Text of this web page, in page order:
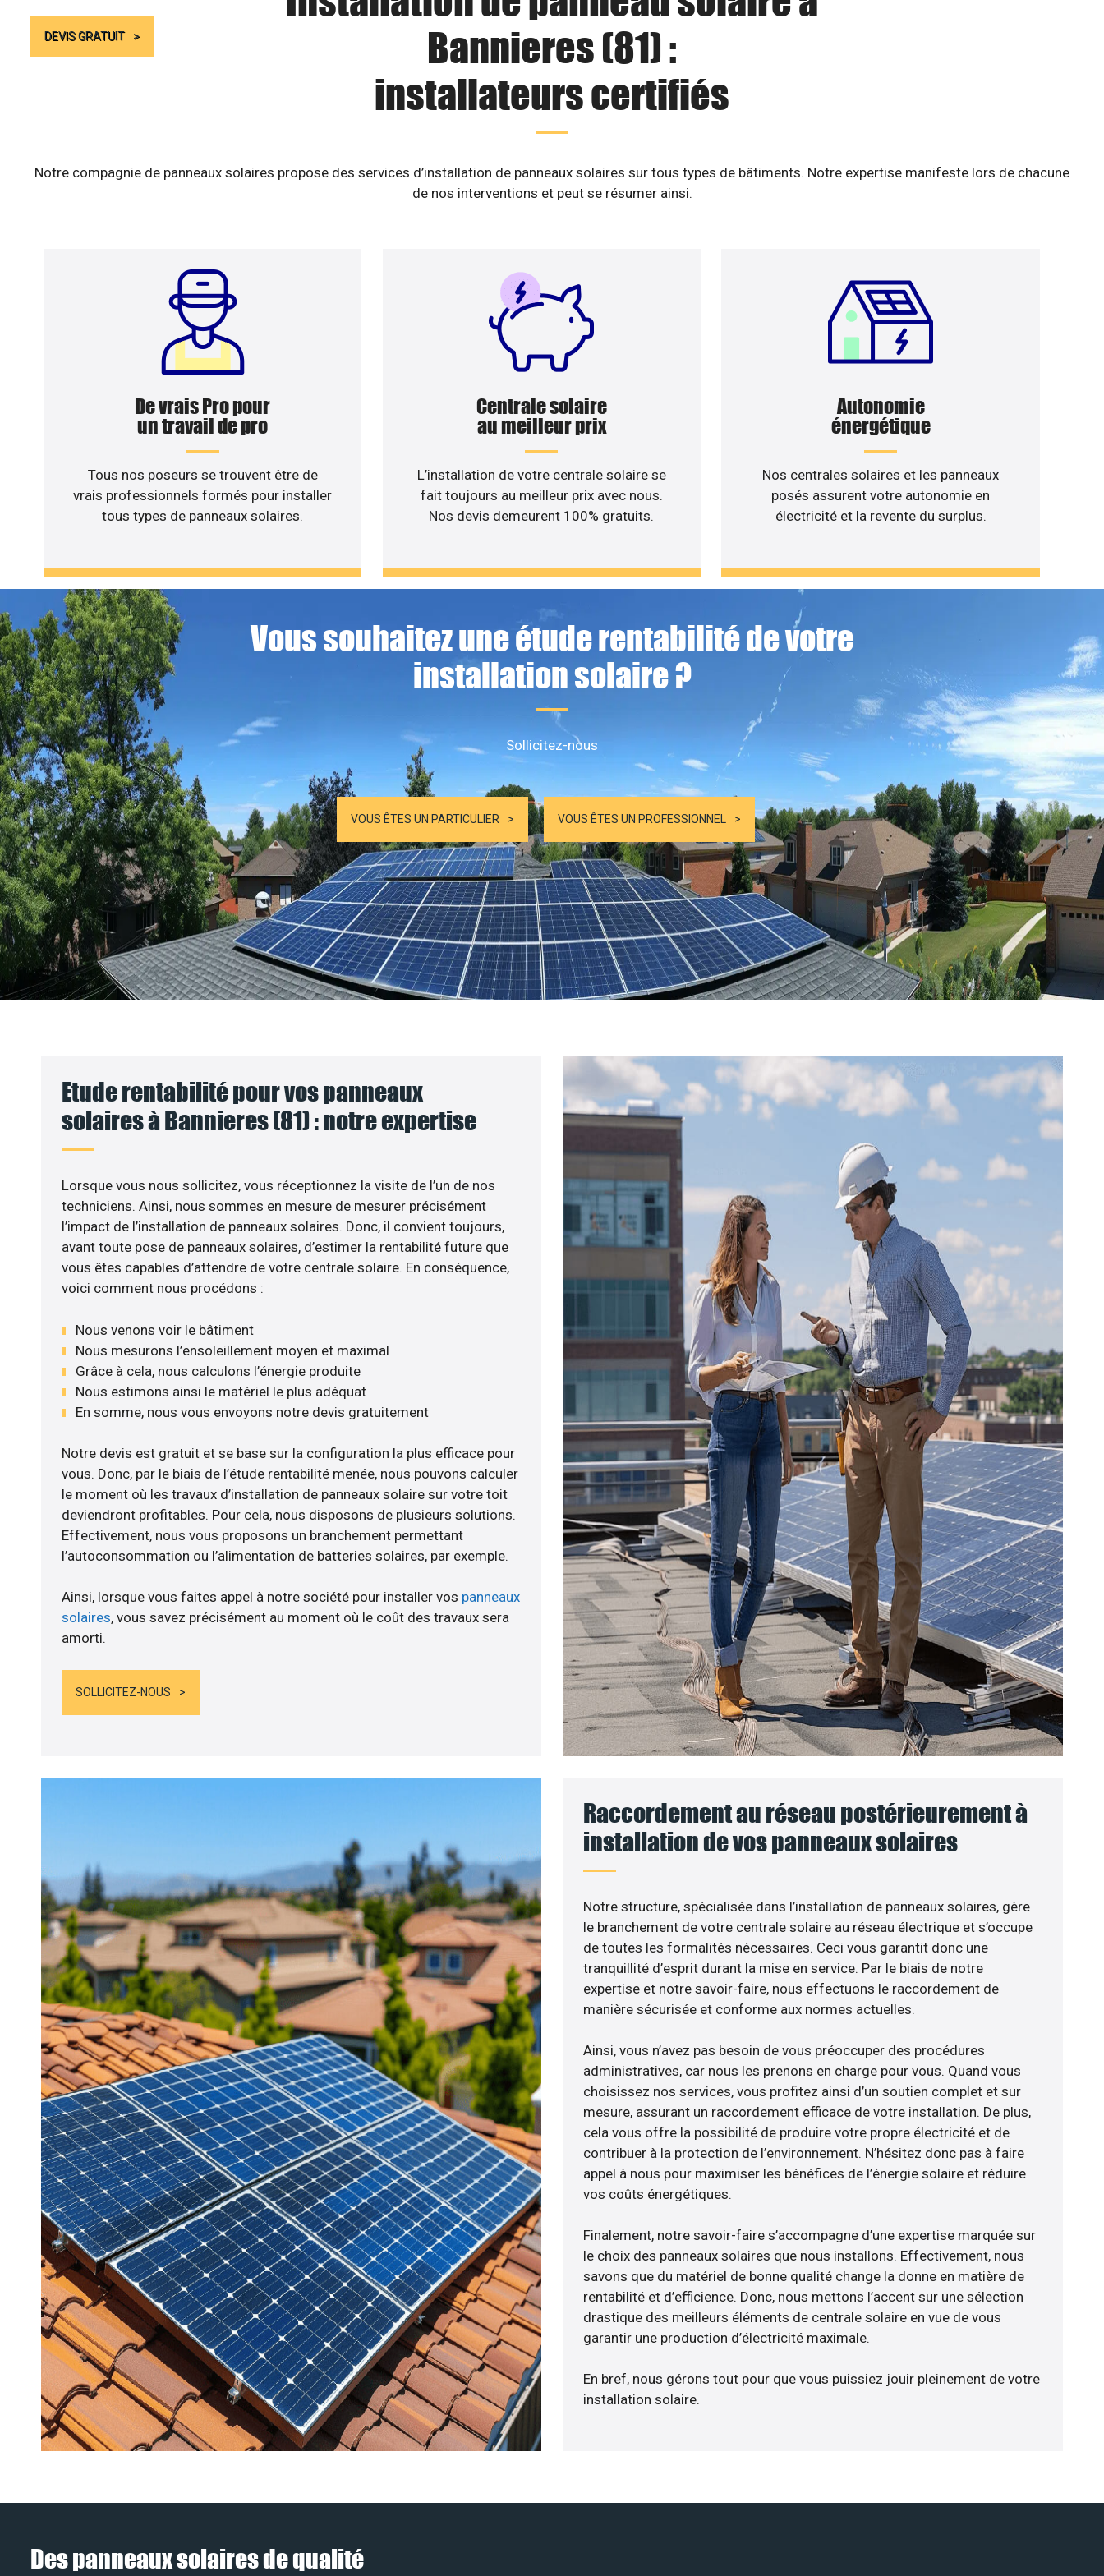
DEVIS GRATUIT
Bannieres (81) :
installateurs certifiés
Notre compagnie de panneaux solaires propose des services d’installation de panneaux solaires sur tous types de bâtiments. Notre expertise manifeste lors de chacune
de nos interventions et peut se résumer ainsi.
De vrais Pro pour
un travail de pro
Tous nos poseurs se trouvent être de
vrais professionnels formés pour installer
tous types de panneaux solaires.
Centrale solaire
au meilleur prix
L’installation de votre centrale solaire se
fait toujours au meilleur prix avec nous.
Nos devis demeurent 100% gratuits.
Autonomie
énergétique
Nos centrales solaires et les panneaux
posés assurent votre autonomie en
électricité et la revente du surplus.
Vous souhaitez une étude rentabilité de votre
installation solaire ?
Sollicitez-nous
VOUS ÊTES UN PARTICULIER VOUS ÊTES UN PROFESSIONNEL
Etude rentabilité pour vos panneaux
solaires à Bannieres (81) : notre expertise
Lorsque vous nous sollicitez, vous réceptionnez la visite de l’un de nos
techniciens. Ainsi, nous sommes en mesure de mesurer précisément
l’impact de l’installation de panneaux solaires. Donc, il convient toujours,
avant toute pose de panneaux solaires, d’estimer la rentabilité future que
vous êtes capables d’attendre de votre centrale solaire. En conséquence,
voici comment nous procédons :
Nous venons voir le bâtiment
Nous mesurons l’ensoleillement moyen et maximal
Grâce à cela, nous calculons l’énergie produite
Nous estimons ainsi le matériel le plus adéquat
En somme, nous vous envoyons notre devis gratuitement
Notre devis est gratuit et se base sur la configuration la plus efficace pour
vous. Donc, par le biais de l’étude rentabilité menée, nous pouvons calculer
le moment où les travaux d’installation de panneaux solaire sur votre toit
deviendront profitables. Pour cela, nous disposons de plusieurs solutions.
Effectivement, nous vous proposons un branchement permettant
l’autoconsommation ou l’alimentation de batteries solaires, par exemple.
Ainsi, lorsque vous faites appel à notre société pour installer vos panneaux
solaires, vous savez précisément au moment où le coût des travaux sera
amorti.
SOLLICITEZ-NOUS
Raccordement au réseau postérieurement à
installation de vos panneaux solaires
Notre structure, spécialisée dans l’installation de panneaux solaires, gère
le branchement de votre centrale solaire au réseau électrique et s’occupe
de toutes les formalités nécessaires. Ceci vous garantit donc une
tranquillité d’esprit durant la mise en service. Par le biais de notre
expertise et notre savoir-faire, nous effectuons le raccordement de
manière sécurisée et conforme aux normes actuelles.
Ainsi, vous n’avez pas besoin de vous préoccuper des procédures
administratives, car nous les prenons en charge pour vous. Quand vous
choisissez nos services, vous profitez ainsi d’un soutien complet et sur
mesure, assurant un raccordement efficace de votre installation. De plus,
cela vous offre la possibilité de produire votre propre électricité et de
contribuer à la protection de l’environnement. N’hésitez donc pas à faire
appel à nous pour maximiser les bénéfices de l’énergie solaire et réduire
vos coûts énergétiques.
Finalement, notre savoir-faire s’accompagne d’une expertise marquée sur
le choix des panneaux solaires que nous installons. Effectivement, nous
savons que du matériel de bonne qualité change la donne en matière de
rentabilité et d’efficience. Donc, nous mettons l’accent sur une sélection
drastique des meilleurs éléments de centrale solaire en vue de vous
garantir une production d’électricité maximale.
En bref, nous gérons tout pour que vous puissiez jouir pleinement de votre
installation solaire.
Des panneaux solaires de qualité